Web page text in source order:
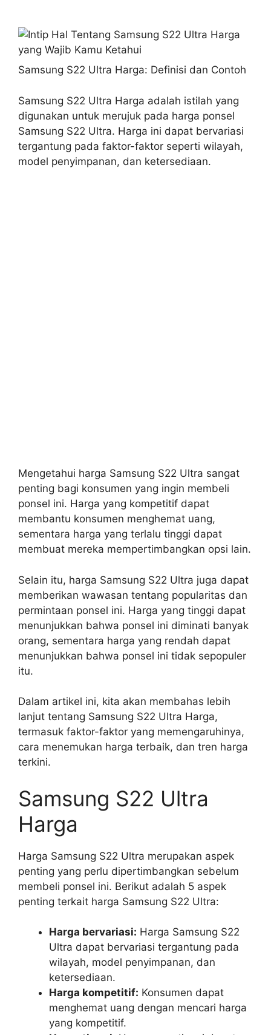
Samsung S22 Ultra Harga: Definisi dan Contoh
Samsung S22 Ultra Harga adalah istilah yang
digunakan untuk merujuk pada harga ponsel
Samsung S22 Ultra. Harga ini dapat bervariasi
tergantung pada faktor-faktor seperti wilayah,
model penyimpanan, dan ketersediaan.
Mengetahui harga Samsung S22 Ultra sangat
penting bagi konsumen yang ingin membeli
ponsel ini. Harga yang kompetitif dapat
membantu konsumen menghemat uang,
sementara harga yang terlalu tinggi dapat
membuat mereka mempertimbangkan opsi lain.
Selain itu, harga Samsung S22 Ultra juga dapat
memberikan wawasan tentang popularitas dan
permintaan ponsel ini. Harga yang tinggi dapat
menunjukkan bahwa ponsel ini diminati banyak
orang, sementara harga yang rendah dapat
menunjukkan bahwa ponsel ini tidak sepopuler
itu.
Dalam artikel ini, kita akan membahas lebih
lanjut tentang Samsung S22 Ultra Harga,
termasuk faktor-faktor yang memengaruhinya,
cara menemukan harga terbaik, dan tren harga
terkini.
Samsung S22 Ultra
Harga
Harga Samsung S22 Ultra merupakan aspek
penting yang perlu dipertimbangkan sebelum
membeli ponsel ini. Berikut adalah 5 aspek
penting terkait harga Samsung S22 Ultra:
Harga bervariasi: Harga Samsung S22
Ultra dapat bervariasi tergantung pada
wilayah, model penyimpanan, dan
ketersediaan.
Harga kompetitif: Konsumen dapat
menghemat uang dengan mencari harga
yang kompetitif.